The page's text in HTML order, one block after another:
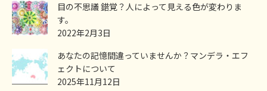
目の不思議 錯覚？人によって見える色が変わりま
す。
2022年2月3日
あなたの記憶間違っていませんか？マンデラ・エフ
ェクトについて
2025年11月12日